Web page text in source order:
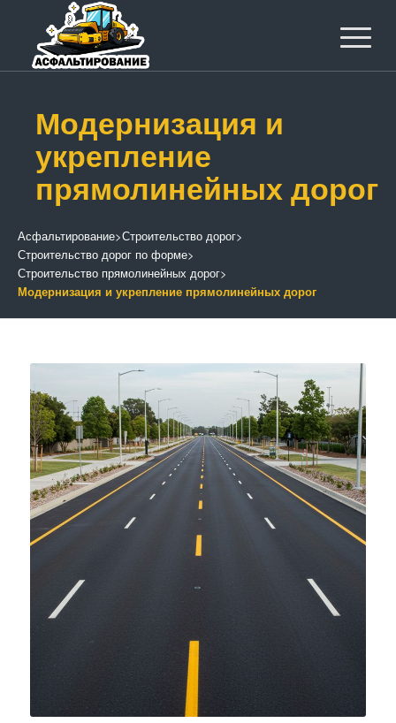
Модернизация и
укрепление
прямолинейных дорог
Асфальтирование>Строительство дорог>
Строительство дорог по форме>
Строительство прямолинейных дорог>
Модернизация и укрепление прямолинейных дорог